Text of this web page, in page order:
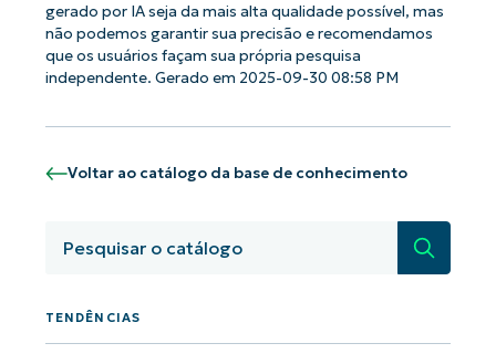
gerado por IA seja da mais alta qualidade possível, mas
não podemos garantir sua precisão e recomendamos
que os usuários façam sua própria pesquisa
independente. Gerado em 2025-09-30 08:58 PM
Voltar ao catálogo da base de conhecimento
TENDÊNCIAS
Comece a usar as análises de KB
orientadas por IA do NinjaOne!
First
last